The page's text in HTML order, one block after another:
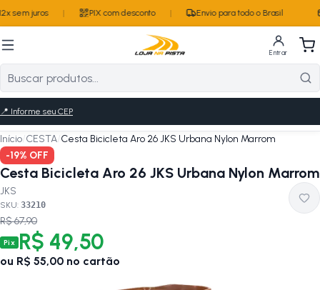
sem juros PIX com desconto Envio para todo o Brasil
Entrar
📍 Informe seu CEP
Início/CESTA/Cesta Bicicleta Aro 26 JKS Urbana Nylon Marrom
-19% OFF
Cesta Bicicleta Aro 26 JKS Urbana Nylon Marrom
JKS
SKU: 33210
R$ 67,90
Pix R$ 49,50
ou R$ 55,00 no cartão